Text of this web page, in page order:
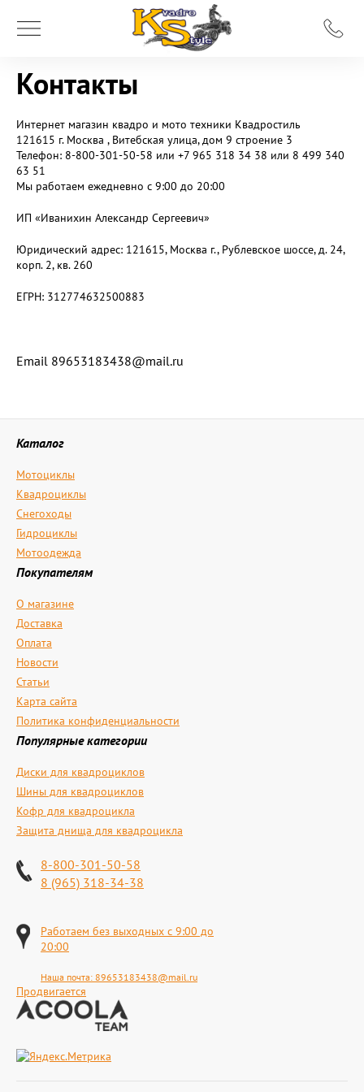
Контакты
Интернет магазин квадро и мото техники Квадростиль
121615 г. Москва , Витебская улица, дом 9 строение 3
Телефон: 8-800-301-50-58 или +7 965 318 34 38 или 8 499 340
63 51
Мы работаем ежедневно с 9:00 до 20:00
ИП «Иванихин Александр Сергеевич»
Юридический адрес: 121615, Москва г., Рублевское шоссе, д. 24,
корп. 2, кв. 260
ЕГРН: 312774632500883
Email 89653183438@mail.ru
Каталог
Мотоциклы
Квадроциклы
Снегоходы
Гидроциклы
Мотоодежда
Покупателям
О магазине
Доставка
Оплата
Новости
Статьи
Карта сайта
Политика конфиденциальности
Популярные категории
Диски для квадроциклов
Шины для квадроциклов
Кофр для квадроцикла
Защита днища для квадроцикла
8-800-301-50-58
8 (965) 318-34-38
Работаем без выходных с 9:00 до
20:00
Наша почта: 89653183438@mail.ru
Продвигается